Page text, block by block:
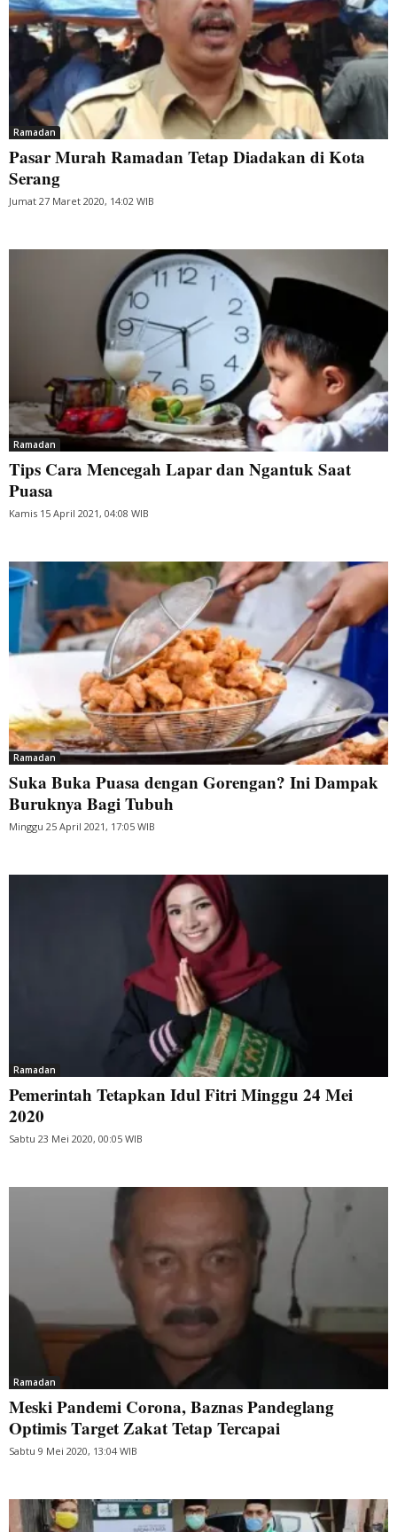
Ramadan
Pasar Murah Ramadan Tetap Diadakan di Kota
Serang
Jumat 27 Maret 2020, 14:02 WIB
Ramadan
Tips Cara Mencegah Lapar dan Ngantuk Saat
Puasa
Kamis 15 April 2021, 04:08 WIB
Ramadan
Suka Buka Puasa dengan Gorengan? Ini Dampak
Buruknya Bagi Tubuh
Minggu 25 April 2021, 17:05 WIB
Ramadan
Pemerintah Tetapkan Idul Fitri Minggu 24 Mei
2020
Sabtu 23 Mei 2020, 00:05 WIB
Ramadan
Meski Pandemi Corona, Baznas Pandeglang
Optimis Target Zakat Tetap Tercapai
Sabtu 9 Mei 2020, 13:04 WIB